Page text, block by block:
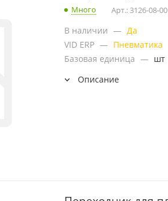
Много Арт.: 3126-08-
В наличии — Да
VID ERP — Пневматика
Базовая единица — шт
Описание